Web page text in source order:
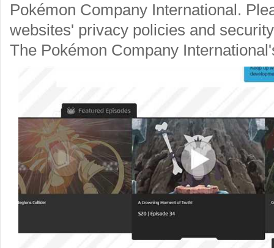
Pokémon Company International.
websites' privacy policies and
The Pokémon Company